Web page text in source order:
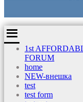
1st
FORUM
home
NEW-внешка
test
test form